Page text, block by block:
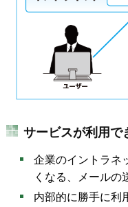
サービスが利用で
企業のイントラネ
くなる、メールの
内部的に勝手に利